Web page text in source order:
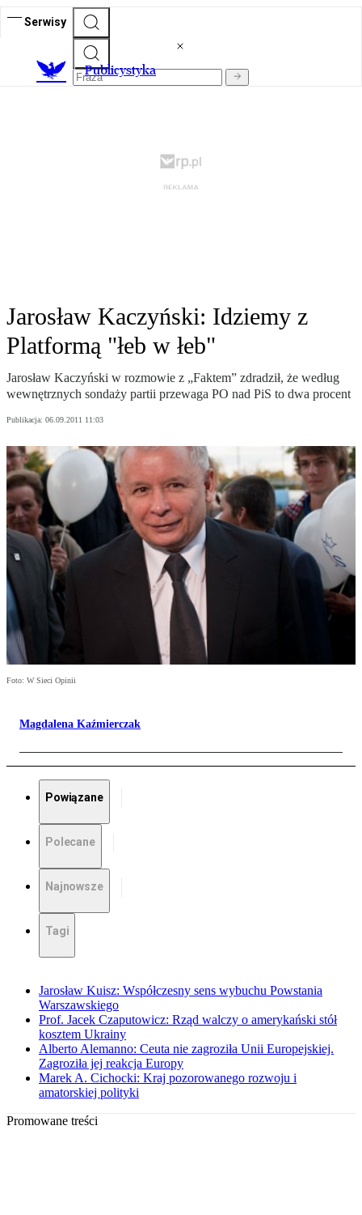
Serwisy
Publicystyka
Jarosław Kaczyński: Idziemy z
Platformą "łeb w łeb"
Jarosław Kaczyński w rozmowie z „Faktem” zdradził, że według
wewnętrznych sondaży partii przewaga PO nad PiS to dwa procent
Publikacja: 06.09.2011 11:03
Foto: W Sieci Opinii
Magdalena Kaźmierczak
Powiązane
Polecane
Najnowsze
Tagi
Jarosław Kuisz: Współczesny sens wybuchu Powstania
Warszawskiego
Prof. Jacek Czaputowicz: Rząd walczy o amerykański stół
kosztem Ukrainy
Alberto Alemanno: Ceuta nie zagroziła Unii Europejskiej.
Zagroziła jej reakcja Europy
Marek A. Cichocki: Kraj pozorowanego rozwoju i
amatorskiej polityki
Promowane treści